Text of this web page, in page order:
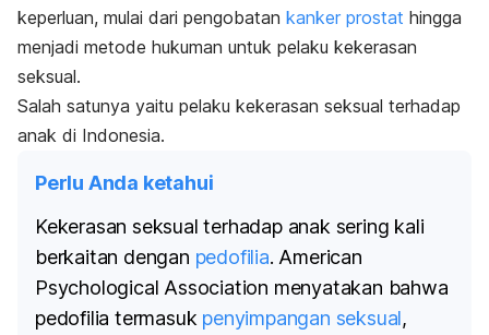
keperluan, mulai dari pengobatan kanker prostat hingga
menjadi metode hukuman untuk pelaku kekerasan
seksual.
Salah satunya yaitu pelaku kekerasan seksual terhadap
anak di Indonesia.
Perlu Anda ketahui
Kekerasan seksual terhadap anak sering kali
berkaitan dengan pedofilia. American
Psychological Association menyatakan bahwa
pedofilia termasuk penyimpangan seksual,